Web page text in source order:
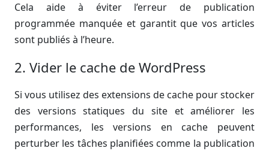
Cela aide à éviter l’erreur de publication
programmée manquée et garantit que vos articles
sont publiés à l’heure.
2. Vider le cache de WordPress
Si vous utilisez des extensions de cache pour stocker
des versions statiques du site et améliorer les
performances, les versions en cache peuvent
perturber les tâches planifiées comme la publication